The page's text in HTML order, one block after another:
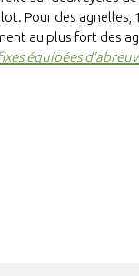
Pour des agnelles,
au plus fort des
équipées